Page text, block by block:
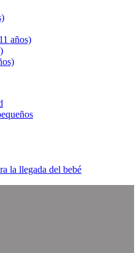
años)
la llegada del bebé